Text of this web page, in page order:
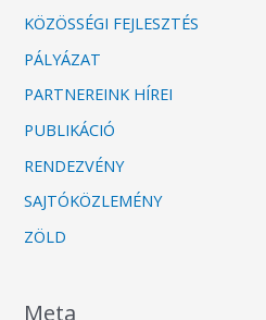
KÖZÖSSÉGI FEJLESZTÉS
PÁLYÁZAT
PARTNEREINK HÍREI
PUBLIKÁCIÓ
RENDEZVÉNY
SAJTÓKÖZLEMÉNY
ZÖLD
Meta